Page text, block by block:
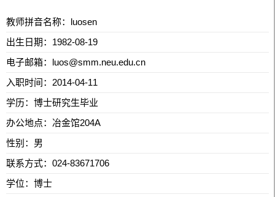
教师拼音名称：luosen
出生日期：1982-08-19
电子邮箱： luos@smm.neu.edu.cn
入职时间：2014-04-11
学历：博士研究生毕业
办公地点：冶金馆204A
性别：男
联系方式： 024-83671706
学位：博士